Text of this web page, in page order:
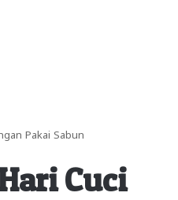
Pakai Sabun
Cuci